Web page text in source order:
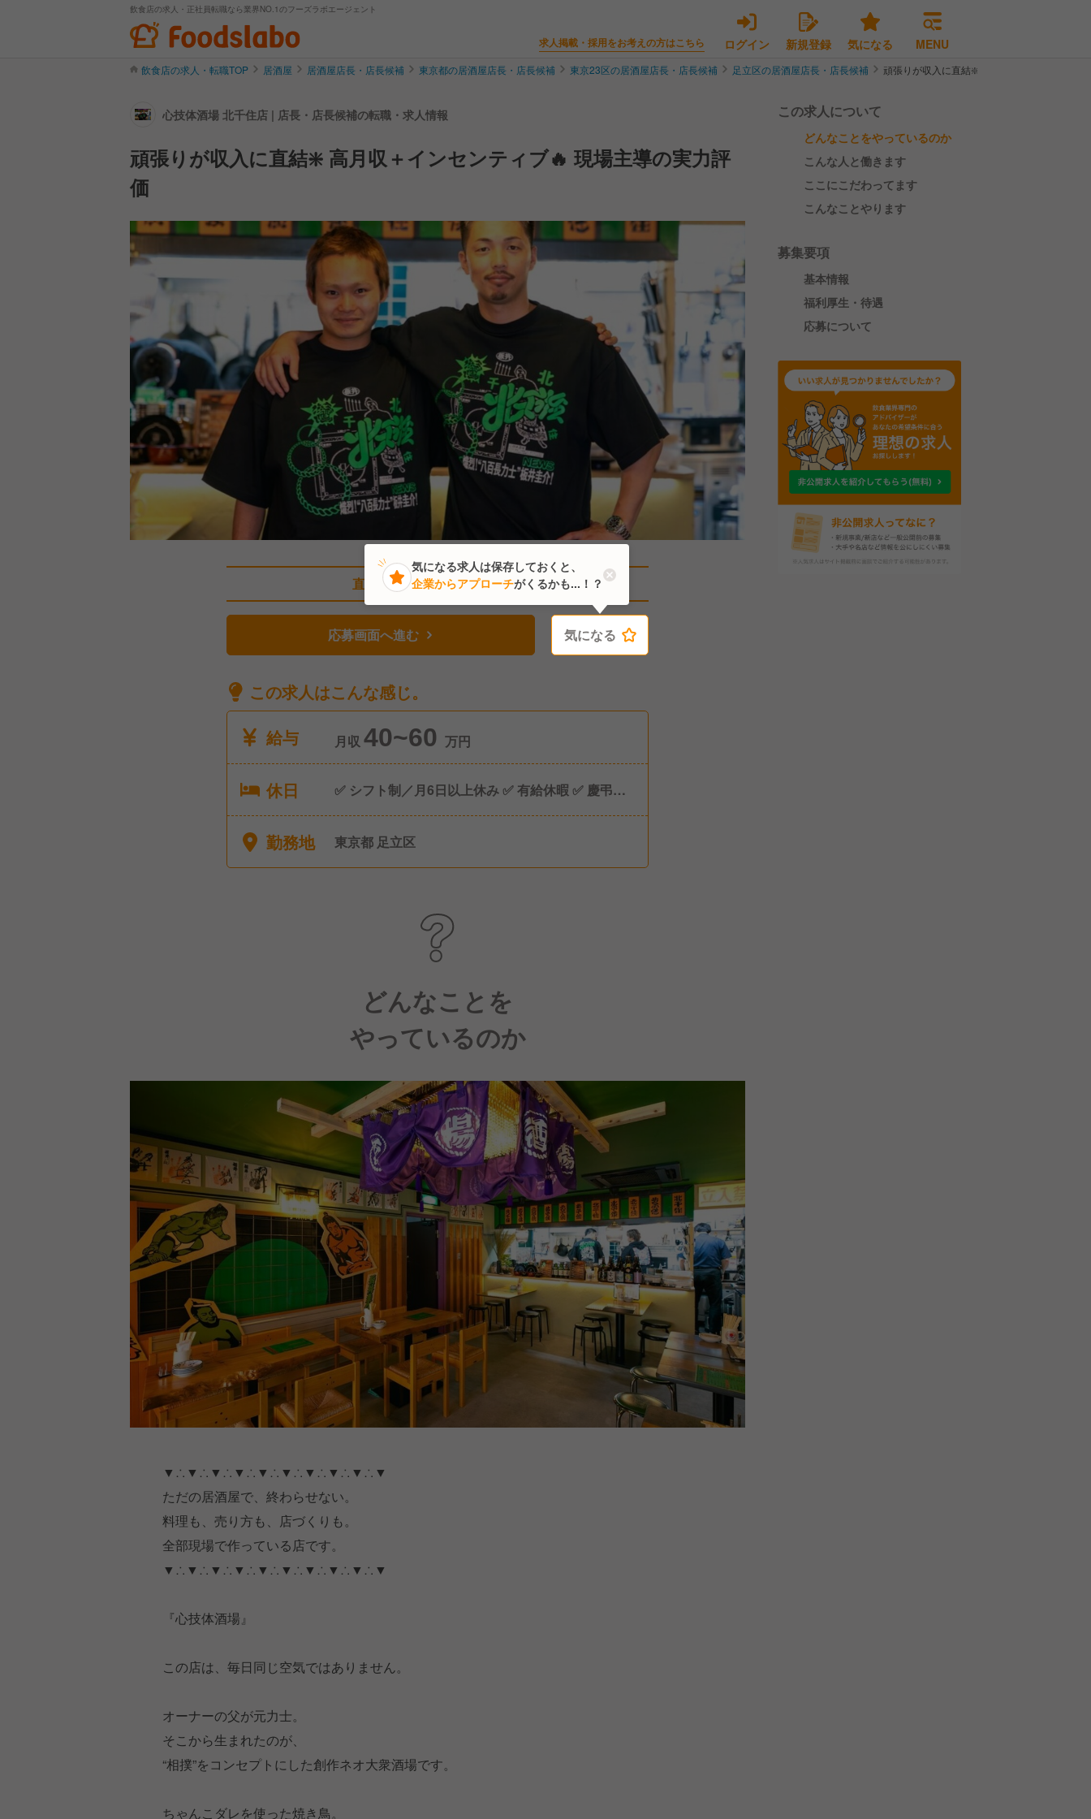
飲食店の求人・正社員転職なら業界NO.1のフーズラボエージェント
求人掲載・採用をお考えの方はこちら ログイン 新規登録 気になる MENU
飲食店の求人・転職TOP 居酒屋 居酒屋店長・店長候補 東京都の居酒屋店長・店長候補 東京23区の居酒屋店長・店長候補 足立区の居酒屋店長・店長候補 頑張りが収入に直結❇️ 高月収＋インセンティ
心技体酒場 北千住店 | 店長・店長候補の転職・求人情報
頑張りが収入に直結❇️ 高月収＋インセンティブ🔥 現場主導の実力評
価
直近10人がこの求人を検討中
応募画面へ進む 気になる
この求人はこんな感じ。
給与
月収 40~60 万円
休日
✅ シフト制／月6日以上休み ✅ 有給休暇 ✅ 慶弔休
れが一番の転職理由なら、 この会社は合わないか
もしれません。 私たちが大切にしているのは、
いく。 シンプルですが、ずっとこのやり方です。
勤務地 東京都 足立区
どんなことを
やっているのか
▼∴▼∴▼∴▼∴▼∴▼∴▼∴▼∴▼∴▼
ただの居酒屋で、終わらせない。
料理も、売り方も、店づくりも。
全部現場で作っている店です。
▼∴▼∴▼∴▼∴▼∴▼∴▼∴▼∴▼∴▼
『心技体酒場』
この店は、毎日同じ空気ではありません。
オーナーの父が元力士。
そこから生まれたのが、
“相撲”をコンセプトにした創作ネオ大衆酒場です。
ちゃんこダレを使った焼き鳥。
この求人について
どんなことをやっているのか
こんな人と働きます
ここにこだわってます
こんなことやります
募集要項
基本情報
福利厚生・待遇
応募について
気になる
気になる求人は保存しておくと、
企業からアプローチがくるかも...！？